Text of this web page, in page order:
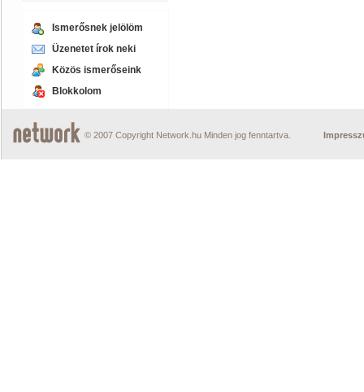
Ismerősnek jelölöm
Üzenetet írok neki
Közös ismerőseink
Blokkolom
© 2007 Copyright Network.hu Minden jog fenntartva.